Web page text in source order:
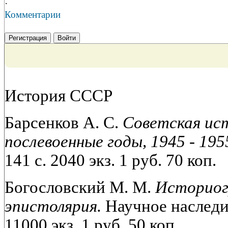
·
Комментарии
Регистрация Войти
История СССР
Барсенков А. С. Советская
послевоенные годы, 1945 -
141 с. 2040 экз. 1 руб. 70 коп.
Богословский М. М.
эпистолярия. Научное